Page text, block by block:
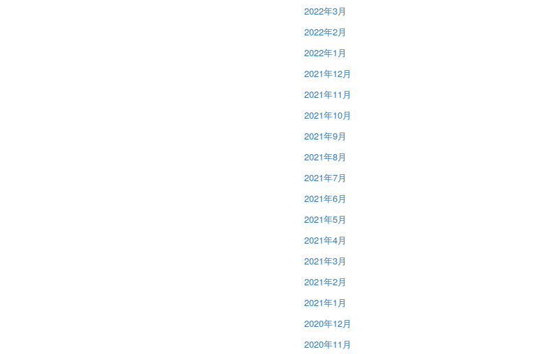
2022年3月
2022年2月
2022年1月
2021年12月
2021年11月
2021年10月
2021年9月
2021年8月
2021年7月
2021年6月
2021年5月
2021年4月
2021年3月
2021年2月
2021年1月
2020年12月
2020年11月